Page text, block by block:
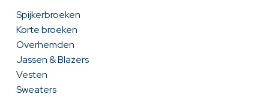
Spijkerbroeken
Korte broeken
Overhemden
Jassen & Blazers
Vesten
Sweaters